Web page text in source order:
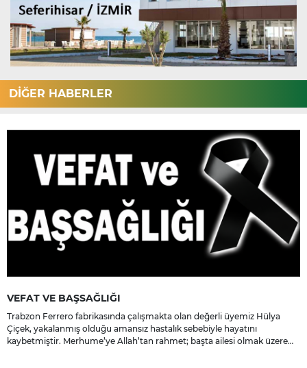
DİĞER HABERLER
VEFAT VE BAŞSAĞLIĞI
Trabzon Ferrero fabrikasında çalışmakta olan değerli üyemiz Hülya
Çiçek, yakalanmış olduğu amansız hastalık sebebiyle hayatını
kaybetmiştir. Merhume’ye Allah’tan rahmet; başta ailesi olmak üzere